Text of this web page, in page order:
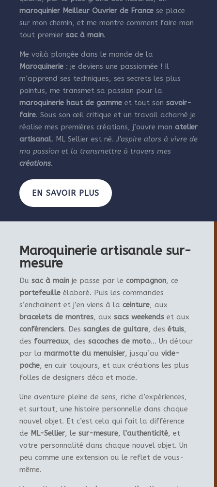
maroquinier Meilleur Ouvrier de France se place
sur mon chemin, et me montre comment faire mon
tout premier sac à main.
Me voilà plongée dans le monde de la
Maroquinerie : je deviens une passionnée ! Il
m’apprend ses techniques, ses secrets les plus
pointus, me transmet sa passion pour la
maroquinerie haut de gamme et tout son savoir-
faire. Sous son œil critique et un travail acharné je
réalise mes premières créations, j’ouvre mon atelier
artisanal. ML Sellier est né. J’aspire alors à vivre de
ma passion et la transmettre à travers mes
créations.
EN SAVOIR PLUS
Maroquinerie artisanale sur-
mesure
Du sac à main je passe par le compagnon, ce
portefeuille élaboré. Puis les commandes
s’enchainent et j’en viens à la ceinture, aux
bracelets de montres, aux sacs weekends et aux
conférenciers. Des sangles de guitare, des étuis,
des fourreaux, des sacoches de moto… Un détour
par la marmotte du menuisier, jusqu’au vide-
poche, en cuir toujours, et aux créations les plus
folles de designers déco et mode.
Une aventure pleine de sens, riche d’expériences,
et surtout, une histoire personnelle dans chaque
nouvel objet. Et c’est cela qui fait la différence
de ML-Sellier, le sur-mesure, l’authenticité, et
votre personnalité dans chaque nouvel objet. Un
peu comme une extension ou le reflet de vous-
même.